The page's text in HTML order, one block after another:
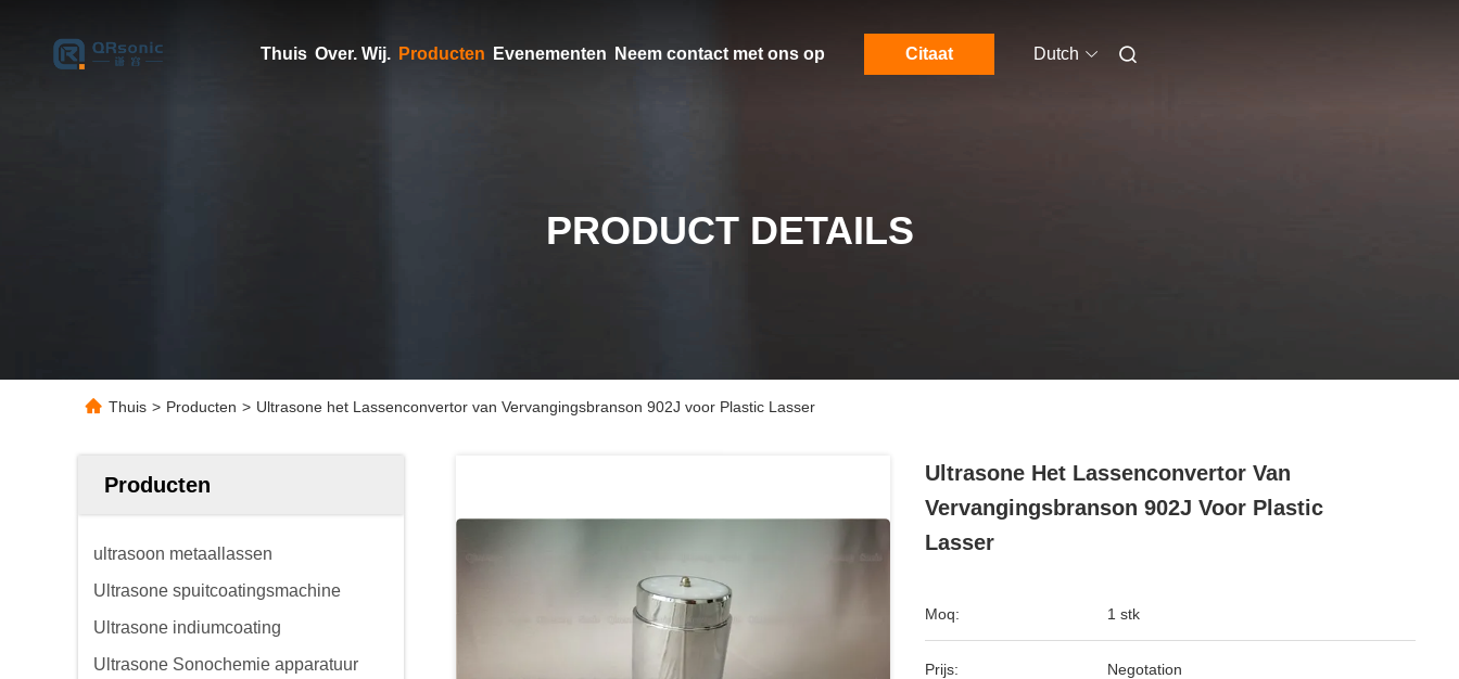
Thuis Over. Wij. Producten Evenementen Neem contact met ons op Citaat Dutch
PRODUCT DETAILS
Thuis > Producten > Ultrasone het Lassenconvertor van Vervangingsbranson 902J voor Plastic Lasser
Producten
ultrasoon metaallassen
Ultrasone spuitcoatingsmachine
Ultrasone indiumcoating
Ultrasone Sonochemie apparatuur
Ultrasone Het Lassenconvertor Van
Vervangingsbranson 902J Voor Plastic
Lasser
Moq: 1 stk
Prijs: Negotation